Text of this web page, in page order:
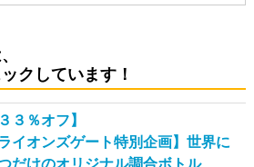
クしています！
３３％オフ】
ライオンズゲート特別企画】世界に
だけのオリジナル調合ボトル